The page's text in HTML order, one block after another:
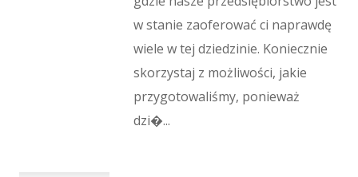
Serwis
Inne Usługi
Odprężenie
Hotele i Noclegi
Podróże
Wypoczynek
w stanie zaoferować ci naprawdę
wiele w tej dziedzinie. Koniecznie
skorzystaj z możliwości, jakie
przygotowaliśmy, ponieważ
dzi�...